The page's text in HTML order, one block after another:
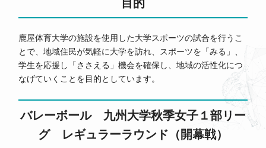
目的
鹿屋体育大学の施設を使用した大学スポーツの試合を行うこ
とで、地域住民が気軽に大学を訪れ、スポーツを「みる」、
学生を応援し「ささえる」機会を確保し、地域の活性化につ
なげていくことを目的としています。
バレーボール 九州大学秋季女子１部リー
グ レギュラーラウンド（開幕戦）